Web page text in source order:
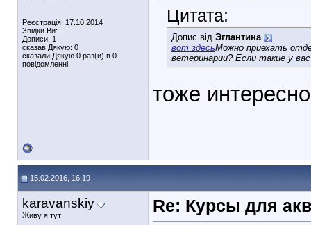
Реєстрація: 17.10.2014
Звідки Ви: ----
Дописи: 1
сказав Дякую: 0
сказали Дякую 0 раз(и) в 0
повідомленні
Цитата:
Допис від Эглантина
вот здесьМожно приехать
ветеринарии? Если такие у
тоже интересно
15.02.2016, 16:19
karavanskiy
Живу я тут Re: Курсы для